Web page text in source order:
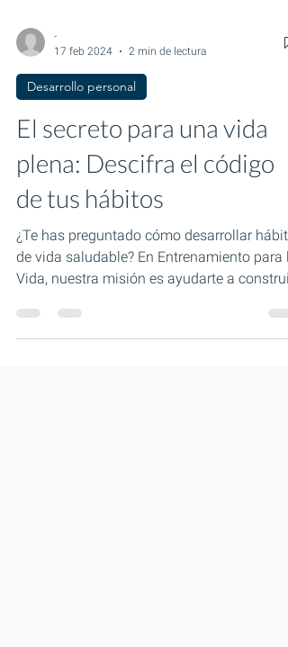
17 feb 2024
2 min de lectura
Desarrollo personal
El secreto para una vida
plena: Descifra el código
de tus hábitos
¿Te has preguntado cómo desarrollar
de vida saludable? En Entrenamiento para
Vida, nuestra misión es ayudarte a construir